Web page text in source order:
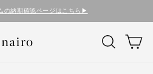
の納期確認ページはこちら▶︎
検索 カ